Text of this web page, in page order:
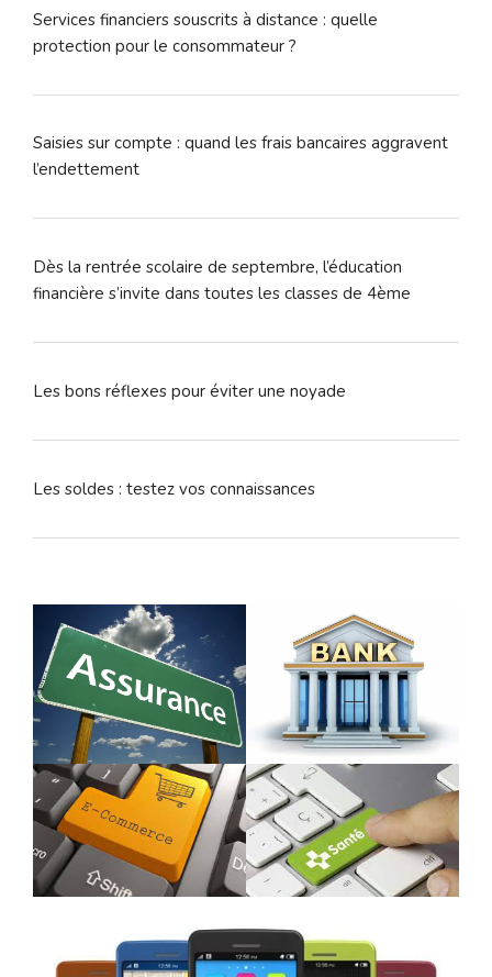
Services financiers souscrits à distance : quelle
protection pour le consommateur ?
Saisies sur compte : quand les frais bancaires aggravent
l’endettement
Dès la rentrée scolaire de septembre, l’éducation
financière s’invite dans toutes les classes de 4ème
Les bons réflexes pour éviter une noyade
Les soldes : testez vos connaissances